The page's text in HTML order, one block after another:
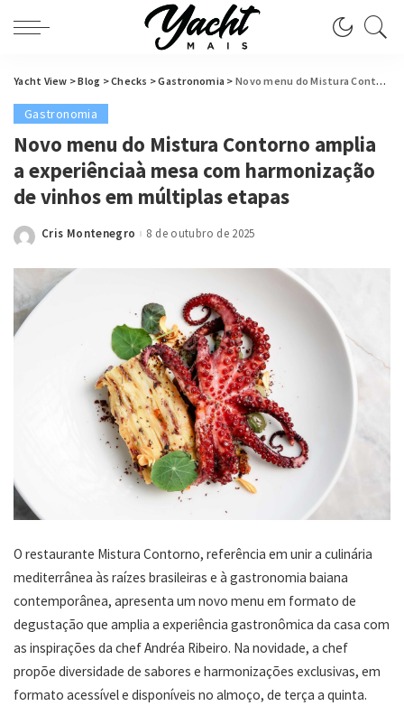
Yacht View >Blog >Checks >Gastronomia > Novo menu do Mistura Contorno amplia a experiênciaà mesa com harmonização de vinhos em múltiplas etapas
Gastronomia
Novo menu do Mistura Contorno amplia
a experiênciaà mesa com harmonização
de vinhos em múltiplas etapas
Posted
Cris Montenegro 8 de outubro de 2025
O restaurante Mistura Contorno, referência em unir a culinária
mediterrânea às raízes brasileiras e à gastronomia baiana
contemporânea, apresenta um novo menu em formato de
degustação que amplia a experiência gastronômica da casa com
as inspirações da chef Andréa Ribeiro. Na novidade, a chef
propõe diversidade de sabores e harmonizações exclusivas, em
formato acessível e disponíveis no almoço, de terça a quinta.